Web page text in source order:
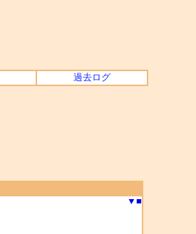
過去ログ
▼ ■